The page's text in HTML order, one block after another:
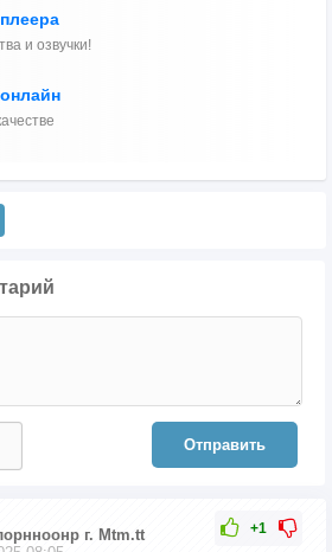
и озвучки!
Отправить
+1
г. Mtm.tt